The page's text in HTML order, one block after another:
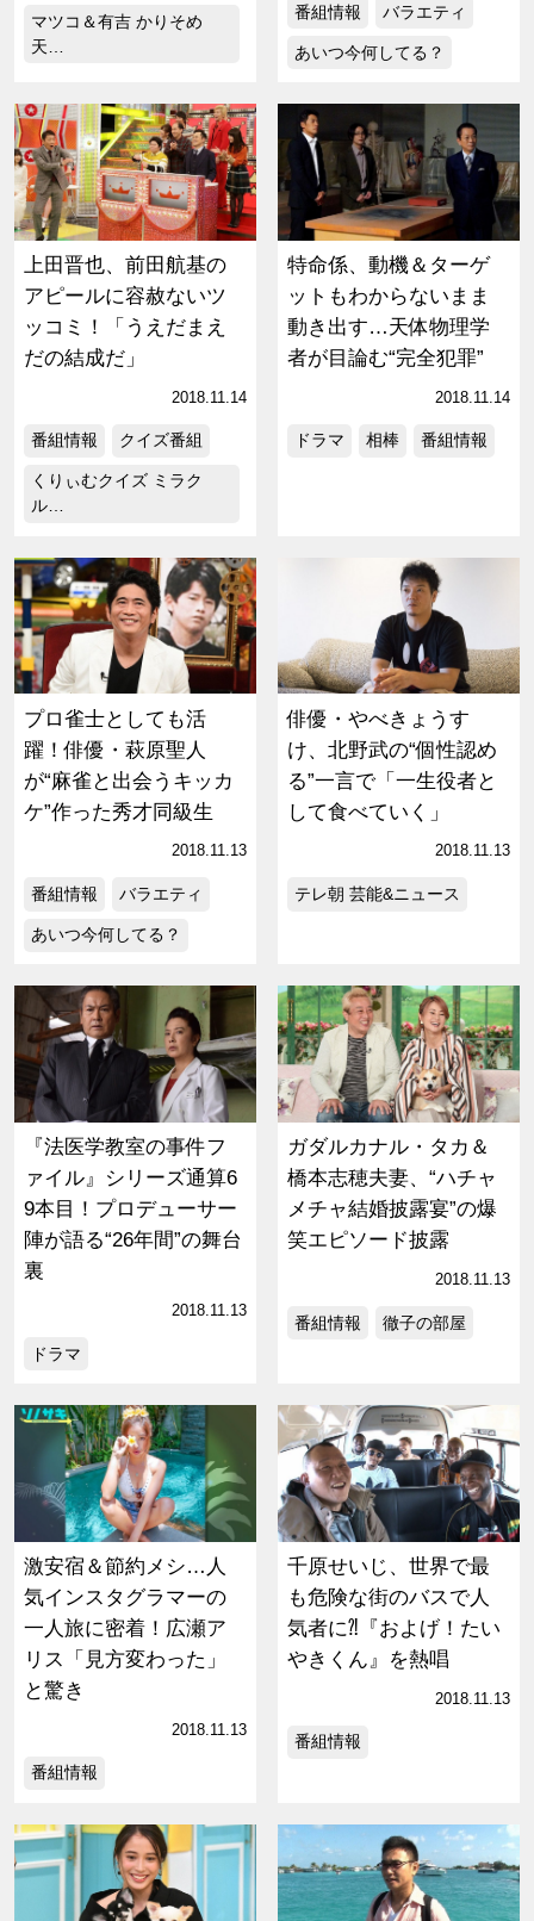
マツコ＆有吉 かりそめ
天…
番組情報 バラエティ
あいつ今何してる？
上田晋也、前田航基の
アピールに容赦ないツ
ッコミ！「うえだまえ
だの結成だ」
2018.11.14
番組情報 クイズ番組
くりぃむクイズ ミラク
ル…
特命係、動機＆ターゲ
ットもわからないまま
動き出す…天体物理学
者が目論む“完全犯罪”
2018.11.14
ドラマ 相棒 番組情報
プロ雀士としても活
躍！俳優・萩原聖人
が“麻雀と出会うキッカ
ケ”作った秀才同級生
2018.11.13
番組情報 バラエティ
あいつ今何してる？
俳優・やべきょうす
け、北野武の“個性認め
る”一言で「一生役者と
して食べていく」
2018.11.13
テレ朝 芸能&ニュース
『法医学教室の事件フ
ァイル』シリーズ通算6
9本目！プロデューサー
陣が語る“26年間”の舞台
裏
2018.11.13
ドラマ
ガダルカナル・タカ＆
橋本志穂夫妻、“ハチャ
メチャ結婚披露宴”の爆
笑エピソード披露
2018.11.13
番組情報 徹子の部屋
激安宿＆節約メシ…人
気インスタグラマーの
一人旅に密着！広瀬ア
リス「見方変わった」
と驚き
2018.11.13
番組情報
千原せいじ、世界で最
も危険な街のバスで人
気者に⁈『およげ！たい
やきくん』を熱唱
2018.11.13
番組情報